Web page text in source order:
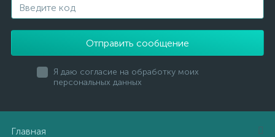
Отправить сообщение
Я даю согласие на обработку моих
персональных данных
Главная